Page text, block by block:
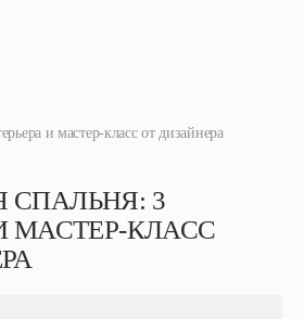
и мастер-класс от дизайнера
3
МАСТЕР-КЛАСС